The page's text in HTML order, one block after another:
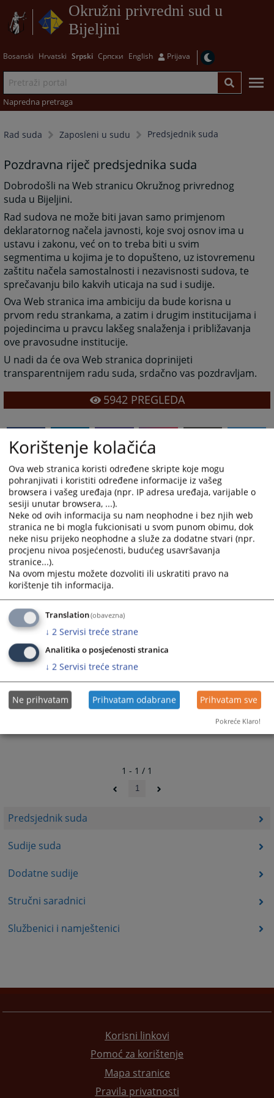
Okružni privredni sud u
Bijeljini
Bosanski Hrvatski Srpski Српски English Prijava
Napredna pretraga
Rad suda Zaposleni u sudu Predsjednik suda
Predsjednik suda
Sudije suda
Dodatne sudije
Stručni saradnici
Službenici i namještenici
Pozdravna riječ predsjednika suda
Dobrodošli na Web stranicu Okružnog privrednog
suda u Bijeljini.
Rad sudova ne može biti javan samo primjenom
deklaratornog načela javnosti, koje svoj osnov ima u
ustavu i zakonu, već on to treba biti u svim
segmentima u kojima je to dopušteno, uz istovremenu
zaštitu načela samostalnosti i nezavisnosti sudova, te
sprečavanju bilo kakvih uticaja na sud i sudije.
Ova Web stranica ima ambiciju da bude korisna u
prvom redu strankama, a zatim i drugim institucijama i
pojedincima u pravcu lakšeg snalaženja i približavanja
ove pravosudne institucije.
U nadi da će ova Web stranica doprinijeti
transparentnijem radu suda, srdačno vas pozdravljam.
5942PREGLEDA
1 - 1 / 1
1
Korisni linkovi
Pomoć za korištenje
Mapa stranice
Pravila privatnosti
Korištenje kolačića
Ova web stranica koristi određene skripte koje mogu
pohranjivati i koristiti određene informacije iz vašeg
browsera i vašeg uređaja (npr. IP adresa uređaja, varijable o
sesiji unutar browsera, ...).
Neke od ovih informacija su nam neophodne i bez njih web
stranica ne bi mogla fukcionisati u svom punom obimu, dok
neke nisu prijeko neophodne a služe za dodatne stvari (npr.
procjenu nivoa posjećenosti, budućeg usavršavanja
stranice...).
Na ovom mjestu možete dozvoliti ili uskratiti pravo na
korištenje tih informacija.
Translation(obavezna)
↓ 2 Servisi treće strane
Analitika o posjećenosti stranica
↓ 2 Servisi treće strane
Ne prihvatam Prihvatam odabrane Prihvatam sve
Pokreće Klaro!